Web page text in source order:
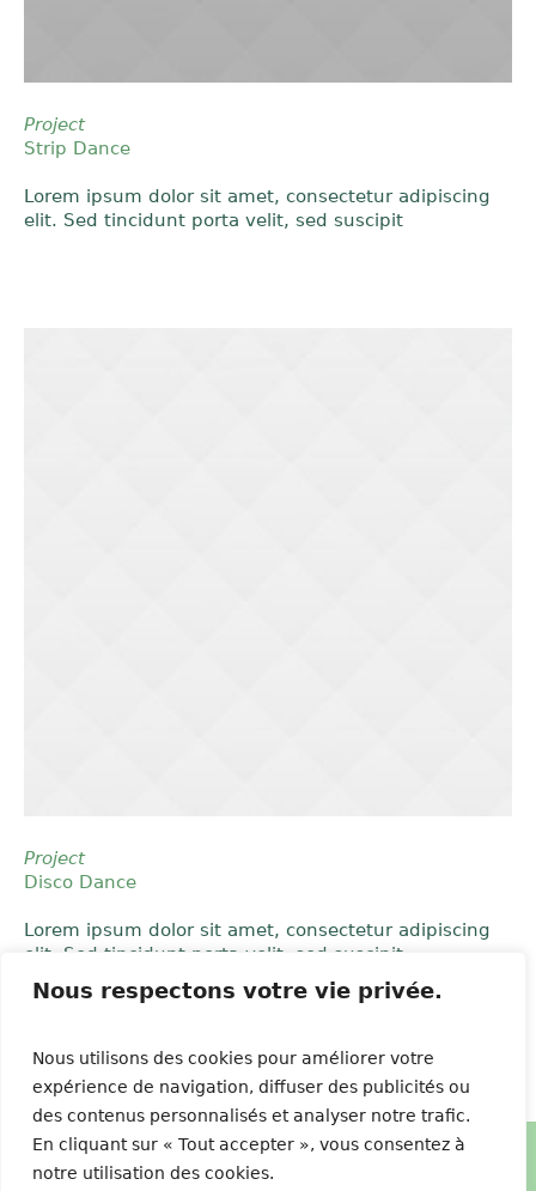
Nous respectons votre vie privée.
Nous utilisons des cookies pour améliorer votre
expérience de navigation, diffuser des publicités ou
des contenus personnalisés et analyser notre trafic.
En cliquant sur « Tout accepter », vous consentez à
notre utilisation des cookies.
Project
Strip Dance
Lorem ipsum dolor sit amet, consectetur adipiscing
elit. Sed tincidunt porta velit, sed suscipit
Project
Disco Dance
Lorem ipsum dolor sit amet, consectetur adipiscing
elit. Sed tincidunt porta velit, sed suscipit